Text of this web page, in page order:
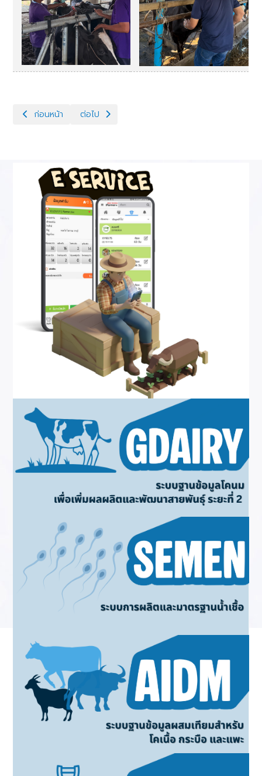
เนื้อหาก่อนหน้า: ส่งเสริมประสิทธิภาพระบบสืบพันธุ์โคนมระดับสหกร
ก่อนหน้า เนื้อหาถัดไป: โครงการพัฒนาพ่อพันธุ์โคนมทรอปิค
ต่อไป